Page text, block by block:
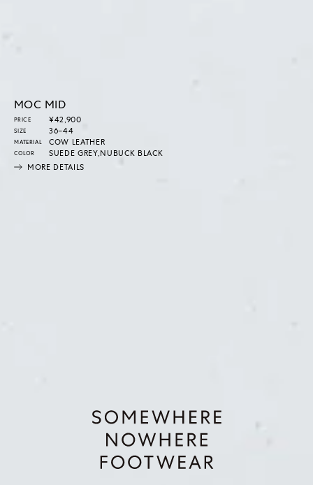
MOC MID
PRICE
通
常
価
格
¥42,900
SIZE 36–44
MATERIAL COW LEATHER
COLOR
SUEDE GREY,NUBUCK BLACK
MORE DETAILS